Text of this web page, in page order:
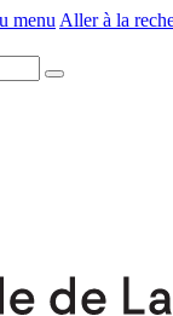
menu Aller à la